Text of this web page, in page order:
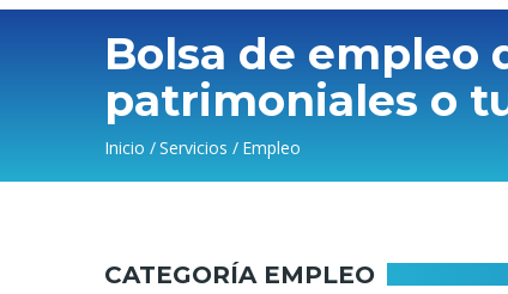
Bolsa de empleo
patrimoniales o
Sobrescribir
Inicio Servicios Empleo
CATEGORÍA EMPLEO